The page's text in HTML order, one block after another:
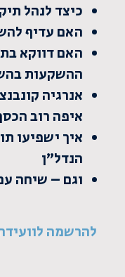
כיצד לנהל
האם עדיף
האם דווקא
ההשקעות
אנרגיה
איפה רוב
איך ישפיעו
הנדל”ן
וגם – שיחה
להרשמה